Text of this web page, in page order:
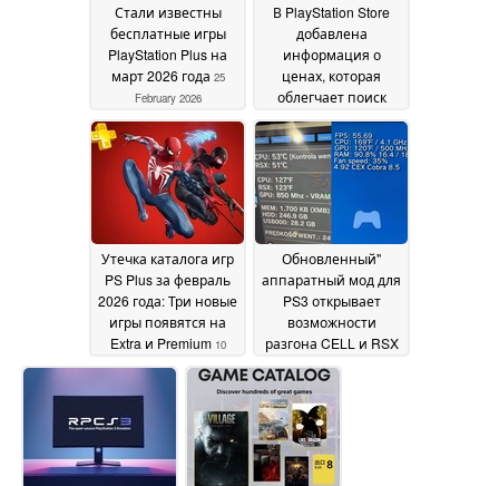
Стали известны
бесплатные игры
PlayStation Plus на
март 2026 года 25
February 2026
В PlayStation Store
добавлена
информация о
ценах, которая
облегчает поиск
предложений на
игры PS525 February
2026
Утечка каталога игр
PS Plus за февраль
2026 года: Три новые
игры появятся на
Extra и Premium 10
February 2026
Обновленный"
аппаратный мод для
PS3 открывает
возможности
разгона CELL и RSX
на Super Slim с
помощью Raspberry
Pi Pico25 January 2026